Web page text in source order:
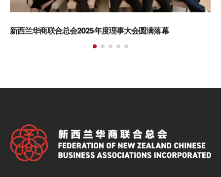
新西兰川渝总商会与四川省经济合作局座谈